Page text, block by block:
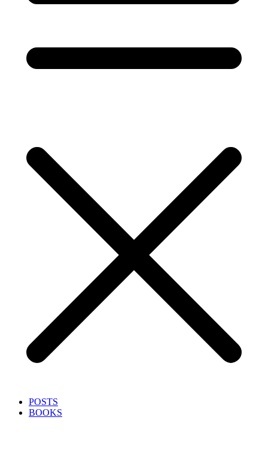
POSTS
BOOKS